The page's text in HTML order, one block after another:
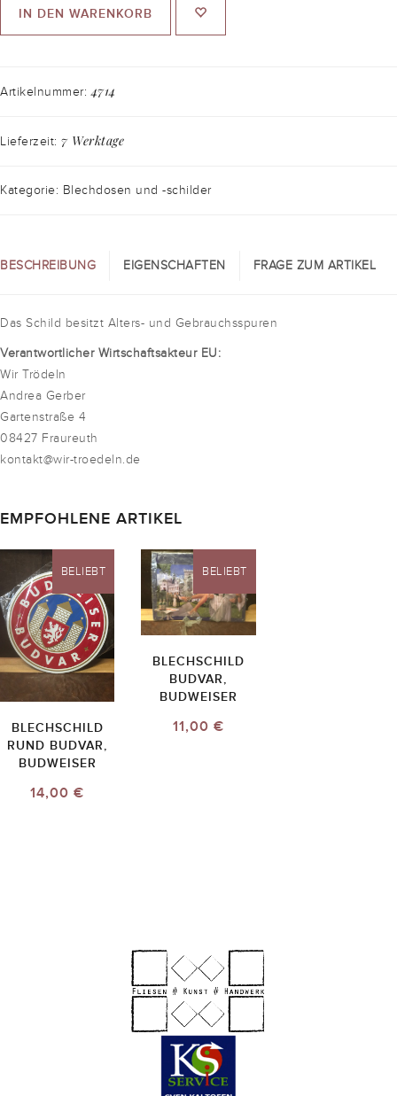
IN DEN WARENKORB
Artikelnummer:4714
Lieferzeit: 7 Werktage
Kategorie: Blechdosen und -schilder
BESCHREIBUNG EIGENSCHAFTEN FRAGE ZUM ARTIKEL
Das Schild besitzt Alters- und Gebrauchsspuren
Verantwortlicher Wirtschaftsakteur EU:
Wir Trödeln
Andrea Gerber
Gartenstraße 4
08427 Fraureuth
kontakt@wir-troedeln.de
EMPFOHLENE ARTIKEL
BELIEBT
BLECHSCHILD
RUND BUDVAR,
BUDWEISER
14,00 €
BELIEBT
BLECHSCHILD
BUDVAR,
BUDWEISER
11,00 €